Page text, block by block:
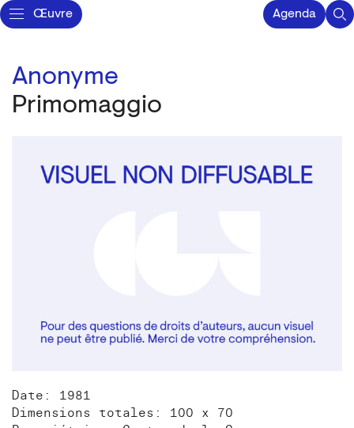
Œuvre Agenda
Anonyme
Primomaggio
Date: 1981
Dimensions totales: 100 x 70